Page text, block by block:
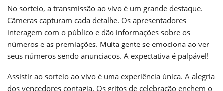
No sorteio, a transmissão ao vivo é um grande destaque.
Câmeras capturam cada detalhe. Os apresentadores
interagem com o público e dão informações sobre os
números e as premiações. Muita gente se emociona ao ver
seus números sendo anunciados. A expectativa é palpável!
Assistir ao sorteio ao vivo é uma experiência única. A alegria
dos vencedores contagia. Os gritos de celebração enchem o